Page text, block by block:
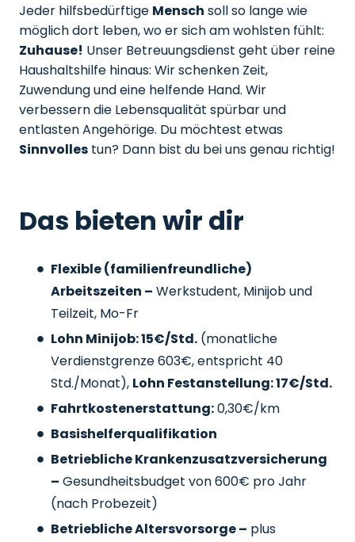
Jeder hilfsbedürftige Mensch soll so lange wie
möglich dort leben, wo er sich am wohlsten fühlt:
Zuhause! Unser Betreuungsdienst geht über reine
Haushaltshilfe hinaus: Wir schenken Zeit,
Zuwendung und eine helfende Hand. Wir
verbessern die Lebensqualität spürbar und
entlasten Angehörige. Du möchtest etwas
Sinnvolles tun? Dann bist du bei uns genau richtig!
Das bieten wir dir
Flexible (familienfreundliche)
Arbeitszeiten – Werkstudent, Minijob und
Teilzeit, Mo-Fr
Lohn Minijob: 15€/Std. (monatliche
Verdienstgrenze 603€, entspricht 40
Std./Monat), Lohn Festanstellung: 17€/Std.
Fahrtkostenerstattung:0,30€/km
Basishelferqualifikation
Betriebliche Krankenzusatzversicherung
– Gesundheitsbudget von 600€ pro Jahr
(nach Probezeit)
Betriebliche Altersvorsorge – plus